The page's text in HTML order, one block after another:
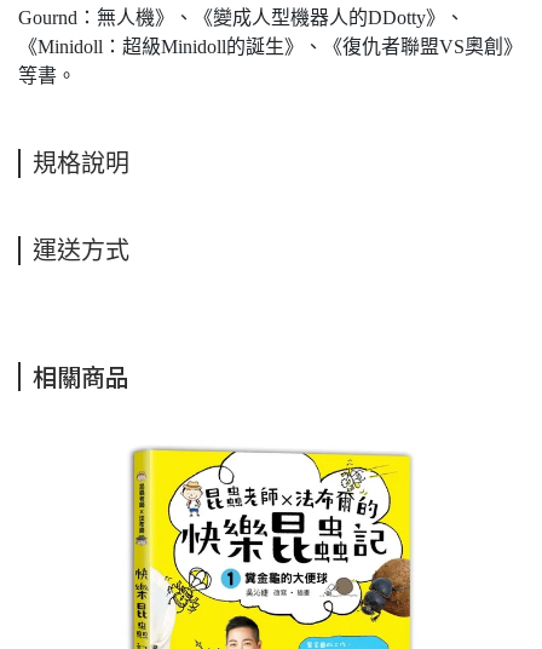
Gournd：無人機》、《變成人型機器人的DDotty》、
《Minidoll：超級Minidoll的誕生》、《復仇者聯盟VS奧創》
等書。
規格說明
運送方式
相關商品